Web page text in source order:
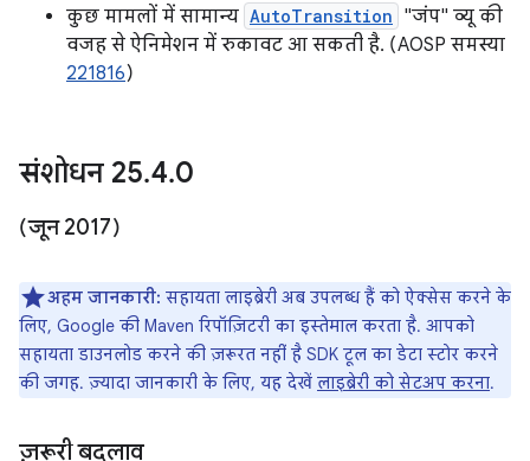
कुछ मामलों में सामान्य AutoTransition "जंप" व्यू की
वजह से ऐनिमेशन में रुकावट आ सकती है. (AOSP समस्या
221816)
संशोधन 25.4.0
(जून 2017)
अहम जानकारी: सहायता लाइब्रेरी अब उपलब्ध हैं को ऐक्सेस करने के
लिए, Google की Maven रिपॉज़िटरी का इस्तेमाल करता है. आपको
सहायता डाउनलोड करने की ज़रूरत नहीं है SDK टूल का डेटा स्टोर करने
की जगह. ज़्यादा जानकारी के लिए, यह देखें लाइब्रेरी को सेटअप करना.
ज़रूरी बदलाव